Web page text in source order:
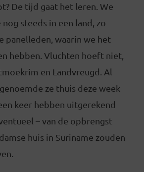
De tijd gaat het leren. We
steeds in een land, zo
panelleden, waarin we het
hebben. Vluchten hoeft niet,
en Landvreugd. Al
ze thuis deze week
keer hebben uitgerekend
– van de opbrengst
huis in Suriname zouden